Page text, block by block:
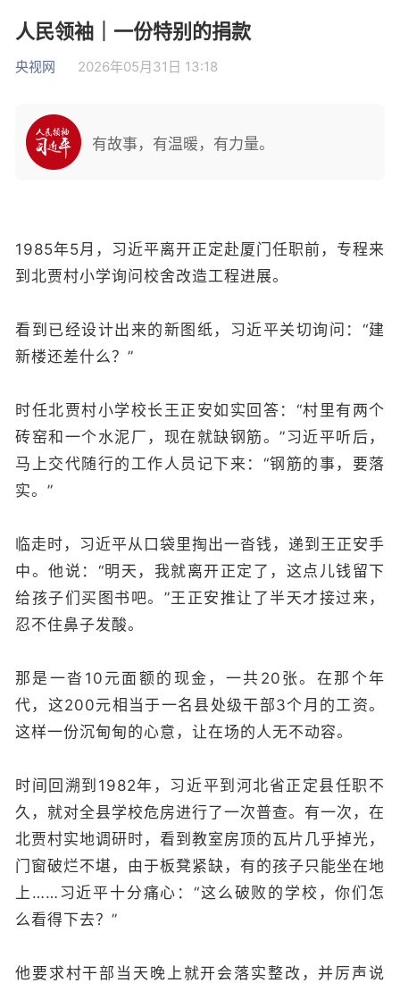
人民领袖｜一份特别的捐款
央视网 2026年05月31日 13:18
有故事，有温暖，有力量。
1985年5月，习近平离开正定赴厦门任职前，专程来
到北贾村小学询问校舍改造工程进展。
看到已经设计出来的新图纸，习近平关切询问：“建
新楼还差什么？”
时任北贾村小学校长王正安如实回答：“村里有两个
砖窑和一个水泥厂，现在就缺钢筋。”习近平听后，
马上交代随行的工作人员记下来：“钢筋的事，要落
实。”
临走时，习近平从口袋里掏出一沓钱，递到王正安手
中。他说：“明天，我就离开正定了，这点儿钱留下
给孩子们买图书吧。”王正安推让了半天才接过来，
忍不住鼻子发酸。
那是一沓10元面额的现金，一共20张。在那个年
代，这200元相当于一名县处级干部3个月的工资。
这样一份沉甸甸的心意，让在场的人无不动容。
时间回溯到1982年，习近平到河北省正定县任职不
久，就对全县学校危房进行了一次普查。有一次，在
北贾村实地调研时，看到教室房顶的瓦片几乎掉光，
门窗破烂不堪，由于板凳紧缺，有的孩子只能坐在地
上……习近平十分痛心：“这么破败的学校，你们怎
么看得下去？”
他要求村干部当天晚上就开会落实整改，并厉声说